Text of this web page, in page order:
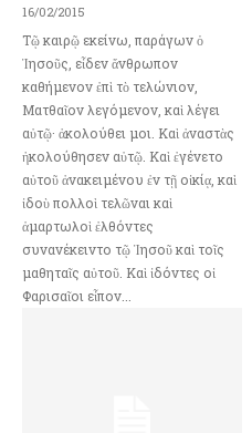
16/02/2015
Τῷ καιρῷ εκείνω, παράγων ὁ
Ἰησοῦς, εἶδεν ἄνθρωπον
καθήμενον ἐπὶ τὸ τελώνιον,
Ματθαῖον λεγόμενον, καὶ λέγει
αὐτῷ· ἀκολούθει μοι. Καὶ ἀναστὰς
ἠκολούθησεν αὐτῷ. Καὶ ἐγένετο
αὐτοῦ ἀνακειμένου ἐν τῇ οἰκίᾳ, καὶ
ἰδοὺ πολλοὶ τελῶναι καὶ
ἁμαρτωλοὶ ἐλθόντες
συνανέκειντο τῷ Ἰησοῦ καὶ τοῖς
μαθηταῖς αὐτοῦ. Καὶ ἰδόντες οἱ
Φαρισαῖοι εἶπον...